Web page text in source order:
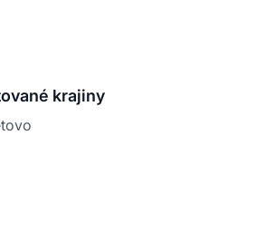
krajiny